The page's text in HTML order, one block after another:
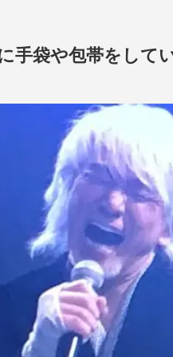
手袋や包帯をして